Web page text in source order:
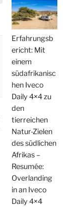
Erfahrungsb
ericht: Mit
einem
südafrikanisc
hen Iveco
Daily 4×4 zu
den
tierreichen
Natur-Zielen
des südlichen
Afrikas –
Resumée:
Overlanding
in an Iveco
Daily 4×4